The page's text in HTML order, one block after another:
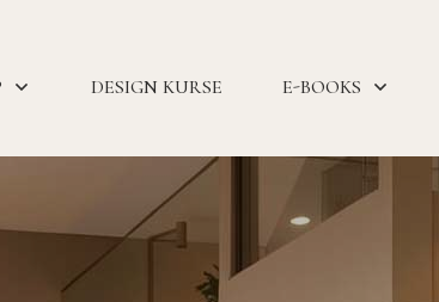
DESIGN KURSE E-BOOKS